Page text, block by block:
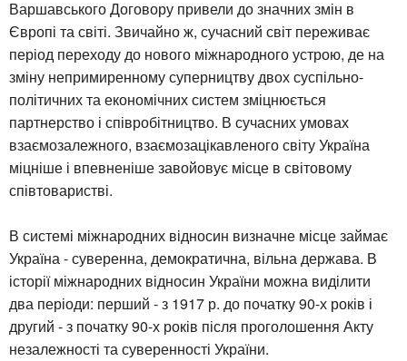
Варшавського Договору привели до значних змін в
Європі та світі. Звичайно ж, сучасний світ переживає
період переходу до нового міжнародного устрою, де на
зміну непримиренному суперництву двох суспільно-
політичних та економічних систем зміцнюється
партнерство і співробітництво. В сучасних умовах
взаємозалежного, взаємозацікавленого світу Україна
міцніше і впевненіше завойовує місце в світовому
співтоваристві.
В системі міжнародних відносин визначне місце займає
Україна - суверенна, демократична, вільна держава. В
історії міжнародних відносин України можна виділити
два періоди: перший - з 1917 р. до початку 90-х років і
другий - з початку 90-х років після проголошення Акту
незалежності та суверенності України.